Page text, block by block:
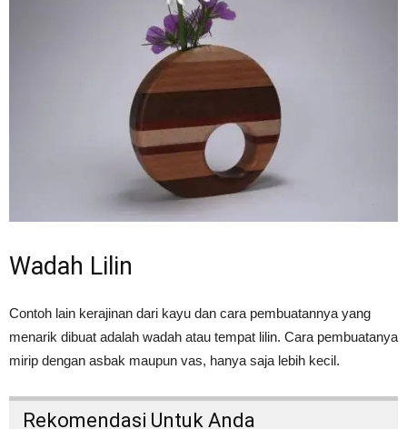
Wadah Lilin
Contoh lain kerajinan dari kayu dan cara pembuatannya yang
menarik dibuat adalah wadah atau tempat lilin. Cara pembuatanya
mirip dengan asbak maupun vas, hanya saja lebih kecil.
Rekomendasi Untuk Anda